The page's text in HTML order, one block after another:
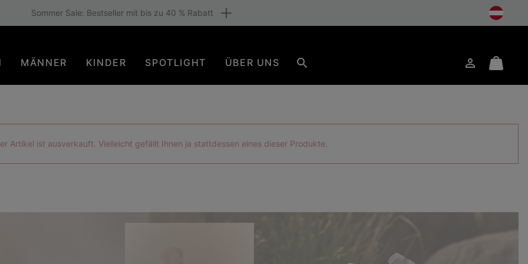
Versand für Mitglieder oder ab 80 € Warenwert. Sei dabei
MÄNNER KINDER SPOTLIGHT ÜBER UNS AnmeldenMini
Artikel ist ausverkauft. Vielleicht gefällt Ihnen ja stattdessen eines dieser Produkte.